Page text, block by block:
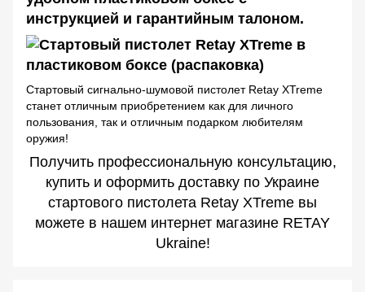
инструкцией и гарантийным талоном.
Стартовый сигнально-шумовой пистолет Retay XTreme
станет отличным приобретением как для личного
пользования, так и отличным подарком любителям
оружия!
Получить профессиональную консультацию,
купить и оформить доставку по Украине
стартового пистолета Retay XTreme вы
можете в нашем интернет магазине RETAY
Ukraine!